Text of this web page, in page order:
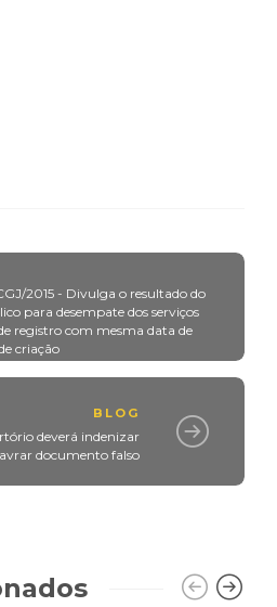
2015 - Divulga o resultado do
para desempate dos serviços
registro com mesma data de
criação
BLOG
deverá indenizar
documento falso